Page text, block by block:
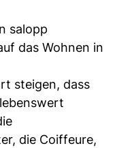
salopp
das Wohnen in
steigen, dass
die Coiffeure,